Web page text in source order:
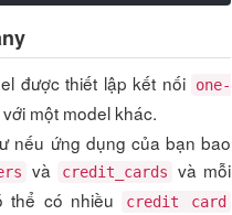
được thiết lập kết nối
one-
với một model khác.
nếu ứng dụng của bạn bao
và credit_cards và mỗi
thể có nhiều credit card